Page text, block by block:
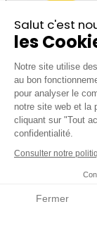
Salut c'est
les
Notre site utilise
au bon
pour analyser le
notre site web et la
cliquant sur "Tout
confidentialité.
Consulter notre
Fermer